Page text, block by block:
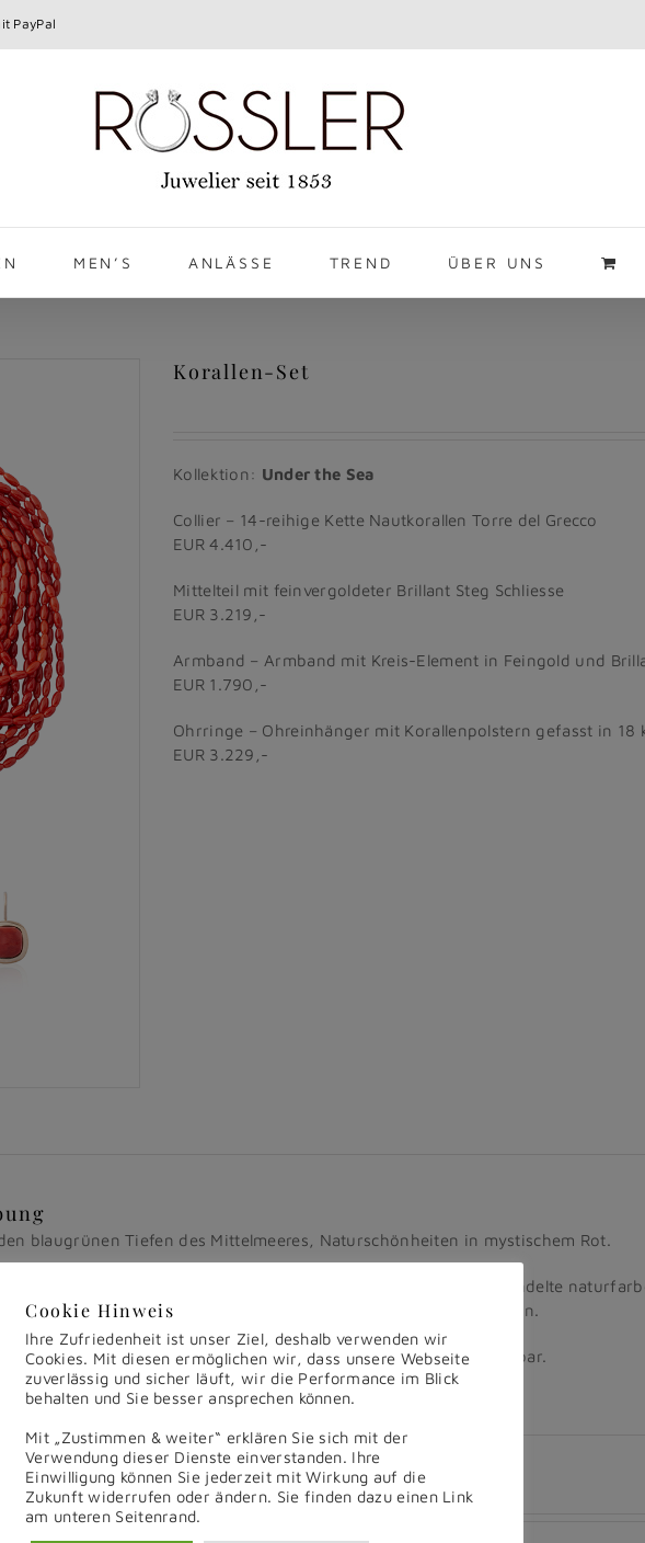
PayPal
MEN’S ANLÄSSE TREND ÜBER UNS
Korallen-Set
Kollektion: Under the Sea
Collier – 14-reihige Kette Nautkorallen Torre del Grecco
EUR 4.410,-
Mittelteil mit feinvergoldeter Brillant Steg Schliesse
EUR 3.219,-
Armband – Armband mit Kreis-Element in Feingold und
EUR 1.790,-
Ohrringe – Ohreinhänger mit Korallenpolstern gefasst in 18
EUR 3.229,-
blaugrünen Tiefen des Mittelmeeres, Naturschönheiten in mystischem Rot.
lebenden Korallenarten verarbeiten wir ausschlieslich unbehandelte
einzigartige Schmuckstücke für viele passende Gelegenheiten.
stehende Koralle ist nur mehr aus Altbeständen verfügbar.
Cookie Hinweis
Ihre Zufriedenheit ist unser Ziel, deshalb verwenden wir
Cookies. Mit diesen ermöglichen wir, dass unsere Webseite
zuverlässig und sicher läuft, wir die Performance im Blick
behalten und Sie besser ansprechen können.
Mit „Zustimmen & weiter“ erklären Sie sich mit der
Verwendung dieser Dienste einverstanden. Ihre
Einwilligung können Sie jederzeit mit Wirkung auf die
Zukunft widerrufen oder ändern. Sie finden dazu einen Link
am unteren Seitenrand.